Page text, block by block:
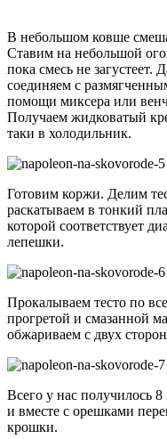
В небольшом ковше
Ставим на небольшой
пока смесь не загустеет.
соединяем с
помощи миксера или
Получаем жидковатый
таки в холодильник.
Готовим коржи. Делим
раскатываем в тонкий
которой соответствует
лепешки.
Прокалываем тесто по
прогретой и смазанной
обжариваем с двух
Всего у нас получилось
и вместе с орешками
крошки.